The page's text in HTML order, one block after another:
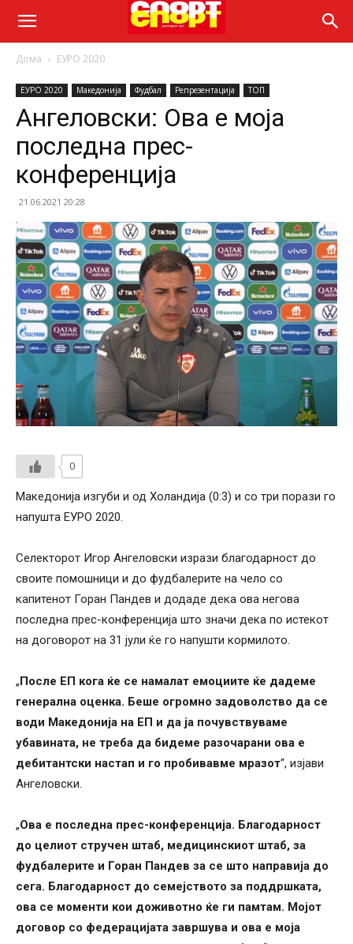
Дома ЕУРО 2020
ЕУРО 2020 Македонија Фудбал Репрезентација ТОП
Ангеловски: Ова е моја
последна прес-
конференција
21.06.2021 20:28
0
Македонија изгуби и од Холандија (0:3) и со три порази го
напушта ЕУРО 2020.
Селекторот Игор Ангеловски изрази благодарност до
своите помошници и до фудбалерите на чело со
капитенот Горан Пандев и додаде дека ова негова
последна прес-конференција што значи дека по истекот
на договорот на 31 јули ќе го напушти кормилото.
„После ЕП кога ќе се намалат емоциите ќе дадеме
генерална оценка. Беше огромно задоволство да се
води Македонија на ЕП и да ја почувствуваме
убавината, не треба да бидеме разочарани ова е
дебитантски настап и го пробивавме мразот“, изјави
Ангеловски.
„Ова е последна прес-конференција. Благодарност
до целиот стручен штаб, медицинскиот штаб, за
фудбалерите и Горан Пандев за се што направија до
сега. Благодарност до семејството за поддршката,
ова се моменти кои доживотно ќе ги памтам. Мојот
договор со федерацијата завршува и ова е моја